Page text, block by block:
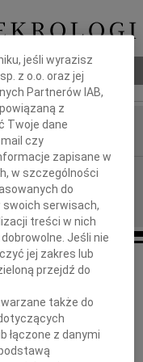
Koledze
Walterowi
współczucia
jeśli wyrazisz
z o.o. oraz jej
Partnerów IAB,
z
Twoje dane
czy
zapisane w
w szczególności
do
serwisach,
treści w nich
Jeśli nie
jej zakres lub
przejdź do
także do
łączone z danymi